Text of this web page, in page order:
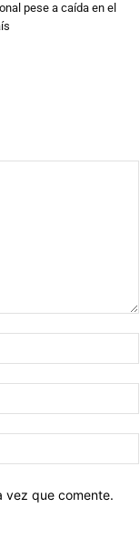
pese a caída en el
vez que comente.